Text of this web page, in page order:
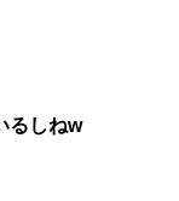
るしねw